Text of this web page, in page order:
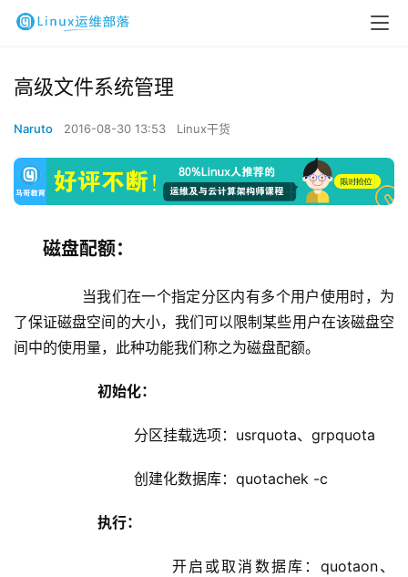
高级文件系统管理
Naruto 2016-08-30 13:53 Linux干货
磁盘配额：
当我们在一个指定分区内有多个用户使用时，为
了保证磁盘空间的大小，我们可以限制某些用户在该磁盘空
间中的使用量，此种功能我们称之为磁盘配额。
初始化：
分区挂载选项：usrquota、grpquota
创建化数据库：quotachek -c
执行：
开启或取消数据库：quotaon、